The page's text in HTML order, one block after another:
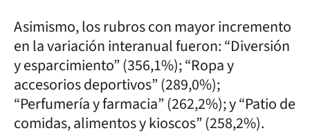
Asimismo, los rubros con mayor incremento
en la variación interanual fueron: “Diversión
y esparcimiento” (356,1%); “Ropa y
accesorios deportivos” (289,0%);
“Perfumería y farmacia” (262,2%); y “Patio de
comidas, alimentos y kioscos” (258,2%).